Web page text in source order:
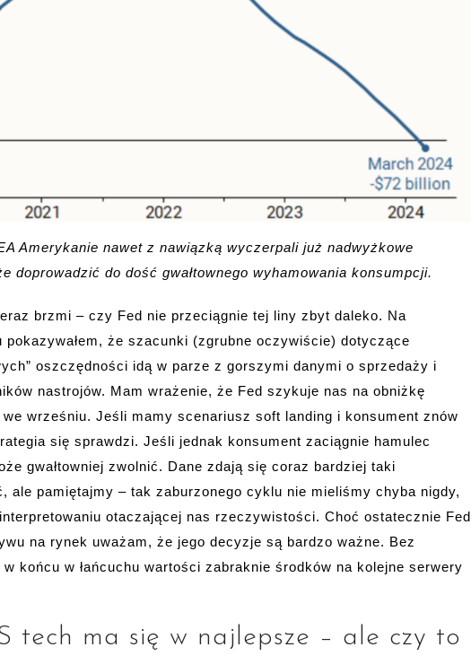
Amerykanie nawet z nawiązką wyczerpali już nadwyżkowe
doprowadzić do dość gwałtownego wyhamowania konsumpcji.
brzmi – czy Fed nie przeciągnie tej liny zbyt daleko. Na
pokazywałem, że szacunki (zgrubne oczywiście) dotyczące
oszczędności idą w parze z gorszymi danymi o sprzedaży i
nastrojów. Mam wrażenie, że Fed szykuje nas na obniżkę
wrześniu. Jeśli mamy scenariusz soft landing i konsument znów
się sprawdzi. Jeśli jednak konsument zaciągnie hamulec
gwałtowniej zwolnić. Dane zdają się coraz bardziej taki
ale pamiętajmy – tak zaburzonego cyklu nie mieliśmy chyba nigdy,
otaczającej nas rzeczywistości. Choć ostatecznie Fed
na rynek uważam, że jego decyzje są bardzo ważne. Bez
końcu w łańcuchu wartości zabraknie środków na kolejne serwery
tech ma się w najlepsze – ale czy to